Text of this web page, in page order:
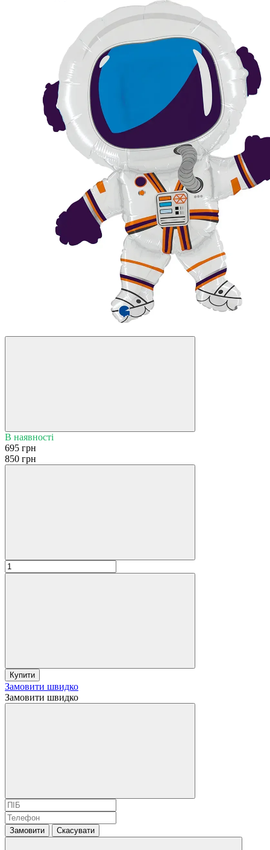
В наявності
695 грн
850 грн
Купити
Замовити швидко
Замовити швидко
Замовити Скасувати